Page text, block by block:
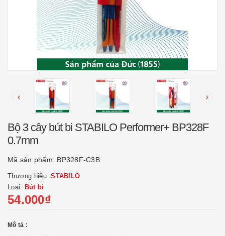
Bộ 3 cây bút bi STABILO Performer+ BP328F
0.7mm
Mã sản phẩm: BP328F-C3B
Thương hiệu:STABILO
Loại: Bút bi
54.000₫
Mô tả :